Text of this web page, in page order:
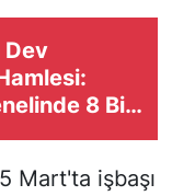
Dev
8 Bin
Mart'ta işbaşı